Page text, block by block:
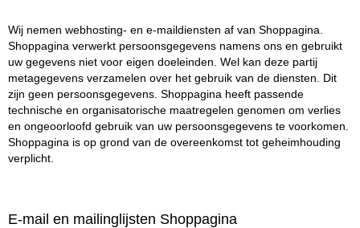
Wij nemen webhosting- en e-maildiensten af van Shoppagina.
Shoppagina verwerkt persoonsgegevens namens ons en gebruikt
uw gegevens niet voor eigen doeleinden. Wel kan deze partij
metagegevens verzamelen over het gebruik van de diensten. Dit
zijn geen persoonsgegevens. Shoppagina heeft passende
technische en organisatorische maatregelen genomen om verlies
en ongeoorloofd gebruik van uw persoonsgegevens te voorkomen.
Shoppagina is op grond van de overeenkomst tot geheimhouding
verplicht.
E-mail en mailinglijsten Shoppagina